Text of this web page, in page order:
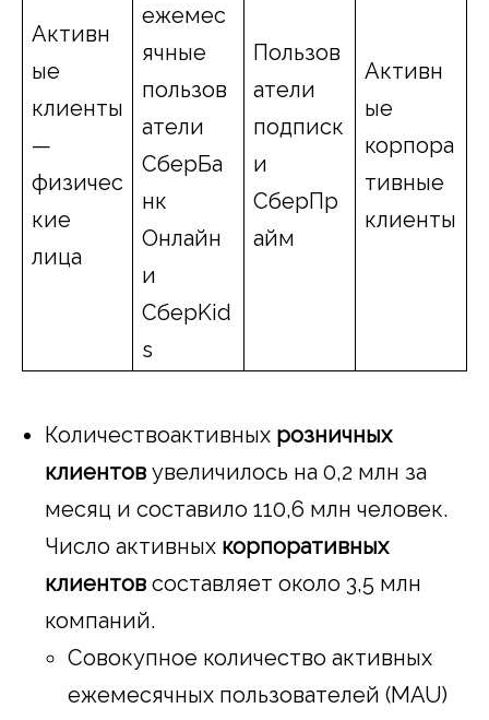
Активн
ые
клиенты
—
физичес
кие
лица
ежемес
ячные
пользов
атели
СберБа
нк
Онлайн
и
СберKid
s
Пользов
атели
подписк
и
СберПр
айм
Активн
ые
корпора
тивные
клиенты
Количествоактивных розничных
клиентов увеличилось на 0,2 млн за
месяц и составило 110,6 млн человек.
Число активных корпоративных
клиентов составляет около 3,5 млн
компаний.
Совокупное количество активных
ежемесячных пользователей (MAU)